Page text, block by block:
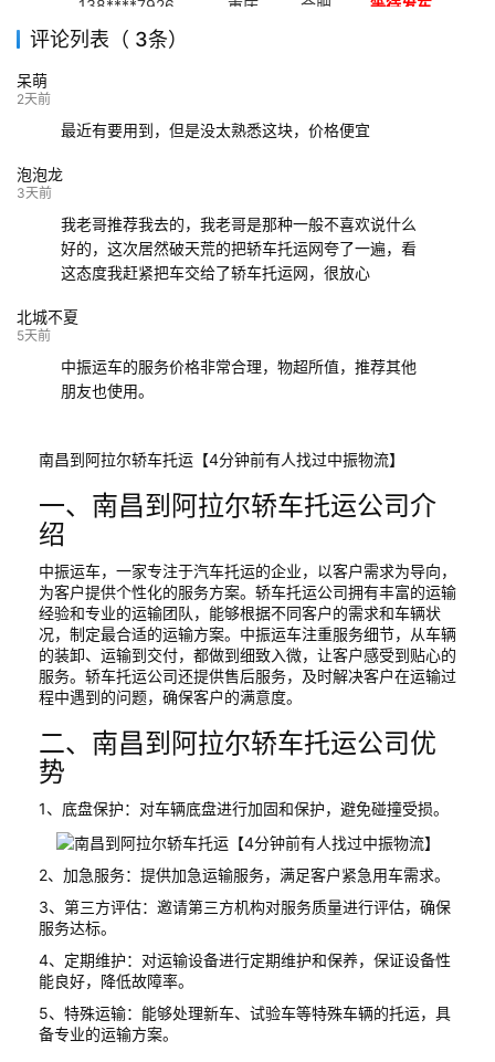
138****7926 重庆 合肥 等待发车
139****9233
评论列表（ 3条）
呆萌
2天前
最近有要用到，但是没太熟悉这块，价格便宜
泡泡龙
3天前
我老哥推荐我去的，我老哥是那种一般不喜欢说什么
好的，这次居然破天荒的把轿车托运网夸了一遍，看
这态度我赶紧把车交给了轿车托运网，很放心
北城不夏
5天前
中振运车的服务价格非常合理，物超所值，推荐其他
朋友也使用。
南昌到阿拉尔轿车托运【4分钟前有人找过中振物流】
一、南昌到阿拉尔轿车托运公司介
绍
中振运车，一家专注于汽车托运的企业，以客户需求为导向，
为客户提供个性化的服务方案。轿车托运公司拥有丰富的运输
经验和专业的运输团队，能够根据不同客户的需求和车辆状
况，制定最合适的运输方案。中振运车注重服务细节，从车辆
的装卸、运输到交付，都做到细致入微，让客户感受到贴心的
服务。轿车托运公司还提供售后服务，及时解决客户在运输过
程中遇到的问题，确保客户的满意度。
二、南昌到阿拉尔轿车托运公司优
势
1、底盘保护：对车辆底盘进行加固和保护，避免碰撞受损。
2、加急服务：提供加急运输服务，满足客户紧急用车需求。
3、第三方评估：邀请第三方机构对服务质量进行评估，确保
服务达标。
4、定期维护：对运输设备进行定期维护和保养，保证设备性
能良好，降低故障率。
5、特殊运输：能够处理新车、试验车等特殊车辆的托运，具
备专业的运输方案。